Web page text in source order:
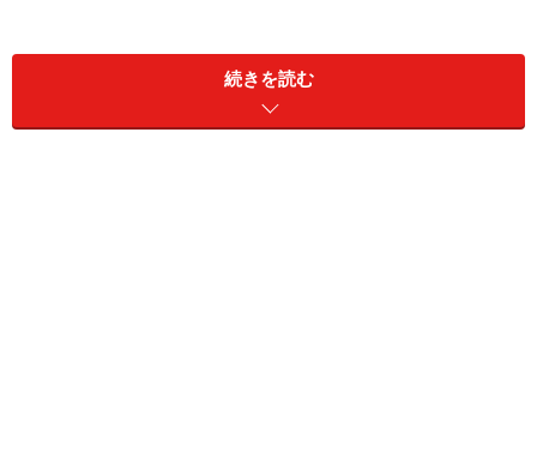
今回は、大人気ブランド「GU（ジーユー）」で、この春
おすすめのシューズを厳選して3点ピックアップ！ 早
続きを読む